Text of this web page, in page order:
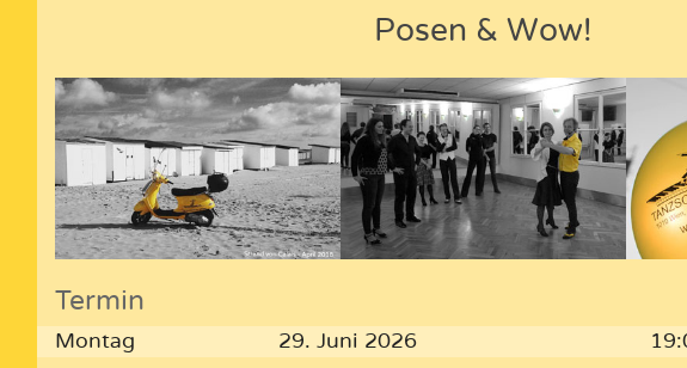
Posen & Wow!
Termin
Montag 29. Juni 2026